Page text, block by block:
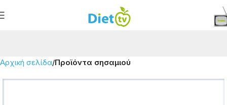
Αρχική σελίδα Προϊόντα σησαμιού